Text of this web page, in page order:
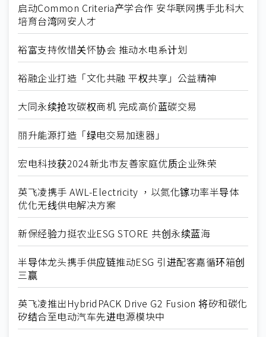
启动Common Criteria产学合作 安华联网携手北科大
培育台湾网安人才
裕富支持攸惜关怀协会 推动水电系计划
裕融企业打造「文化共融 平权共享」公益精神
大同永续抢攻碳权商机 完成高价蓝碳交易
丽升能源打造「绿电交易加速器」
宏电科技获2024新北市友善家庭优质企业殊荣
英飞凌携手 AWL-Electricity ，以氮化镓功率半导体
优化无线供电解决方案
新保经验力挺农业ESG STORE 共创永续蓝海
半导体龙头携手供应链推动ESG 引进配客嘉循环箱创
三赢
英飞凌推出HybridPACK Drive G2 Fusion 将矽和碳化
矽结合至电动汽车先进电源模块中